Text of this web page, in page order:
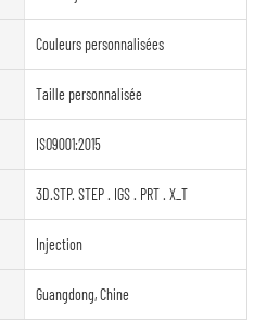
Couleurs personnalisées
Taille personnalisée
ISO9001:2015
3D.STP. STEP . IGS . PRT . X_T
Injection
Guangdong, Chine